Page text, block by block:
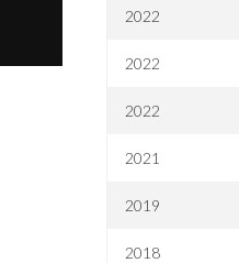
2022
2022
2022
2021
2019
2018